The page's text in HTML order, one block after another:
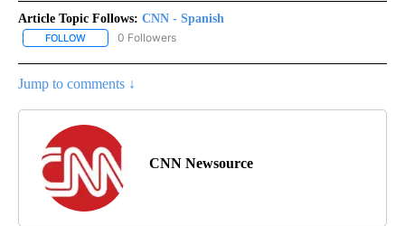
Article Topic Follows: CNN - Spanish
FOLLOW FOLLOW "CNN - SPANISH" TO RECEIVE NOTIFICATIONS ABOUT
0 Followers
Jump to comments ↓
CNN Newsource